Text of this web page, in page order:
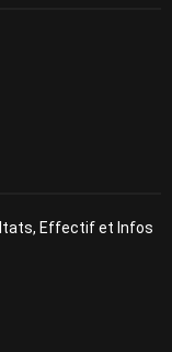
Effectif et Infos